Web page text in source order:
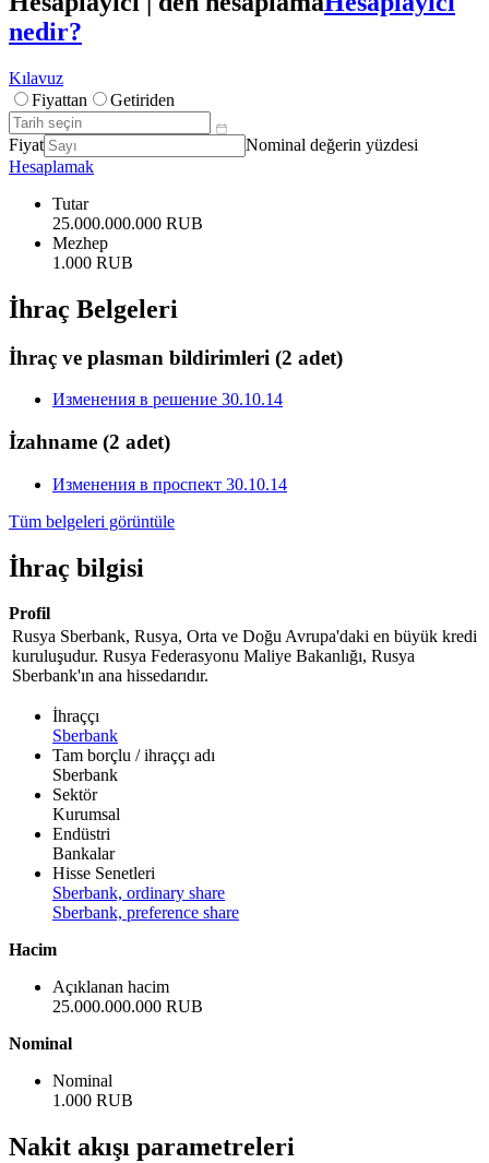
nedir?
Kılavuz
Fiyattan
Getiriden
Fiyat
Nominal değerin yüzdesi
Hesaplamak
Tutar
25.000.000.000 RUB
Mezhep
1.000 RUB
İhraç Belgeleri
İhraç ve plasman bildirimleri (2 adet)
Изменения в решение 30.10.14
İzahname (2 adet)
Изменения в проспект 30.10.14
Tüm belgeleri görüntüle
İhraç bilgisi
Profil
Rusya Sberbank, Rusya, Orta ve Doğu Avrupa'daki en büyük kredi
kuruluşudur. Rusya Federasyonu Maliye Bakanlığı, Rusya
Sberbank'ın ana hissedarıdır.
İhraççı
Sberbank
Tam borçlu / ihraççı adı
Sberbank
Sektör
Kurumsal
Endüstri
Bankalar
Hisse Senetleri
Sberbank, ordinary share
Sberbank, preference share
Hacim
Açıklanan hacim
25.000.000.000 RUB
Nominal
Nominal
1.000 RUB
Nakit akışı parametreleri